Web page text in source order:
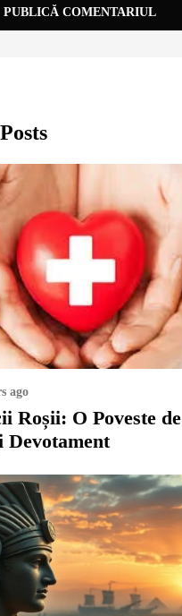
ago
Roșii: O Poveste de
Devotament